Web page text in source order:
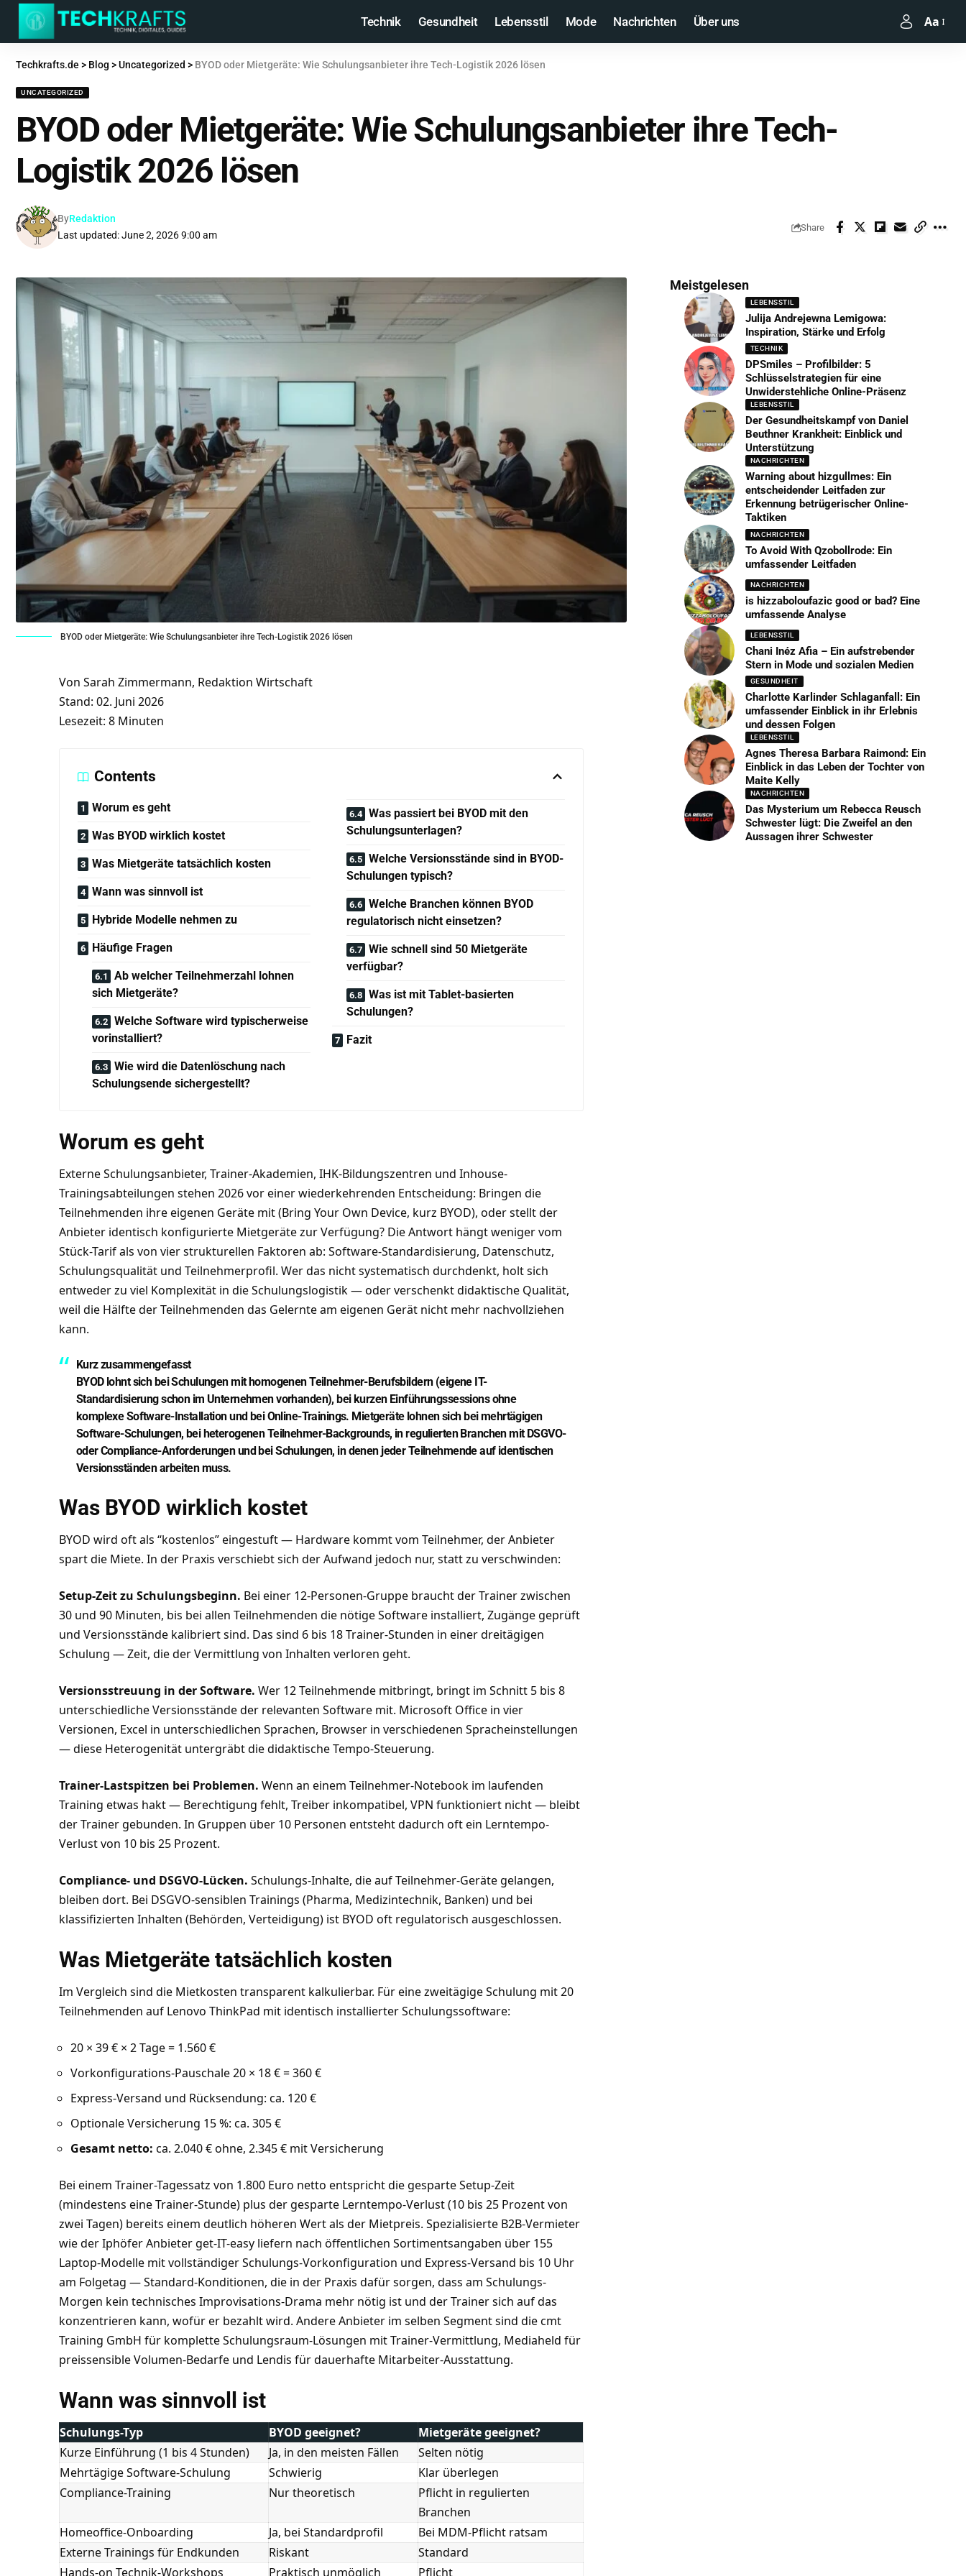
Technik Gesundheit Lebensstil Mode Nachrichten Über uns Aa
Techkrafts.de > Blog >Uncategorized > BYOD oder Mietgeräte: Wie Schulungsanbieter ihre Tech-Logistik 2026 lösen
UNCATEGORIZED
BYOD oder Mietgeräte: Wie Schulungsanbieter ihre Tech-
Logistik 2026 lösen
Last updated: June 2, 2026 9:00 am
ByRedaktion
Share
BYOD oder Mietgeräte: Wie Schulungsanbieter ihre Tech-Logistik 2026 lösen
Von Sarah Zimmermann, Redaktion Wirtschaft
Stand: 02. Juni 2026
Lesezeit: 8 Minuten
Contents
Worum es geht
Was BYOD wirklich kostet
Was Mietgeräte tatsächlich kosten
Wann was sinnvoll ist
Hybride Modelle nehmen zu
Häufige Fragen
Ab welcher Teilnehmerzahl lohnen
sich Mietgeräte?
Welche Software wird typischerweise
vorinstalliert?
Wie wird die Datenlöschung nach
Schulungsende sichergestellt?
Was passiert bei BYOD mit den
Schulungsunterlagen?
Welche Versionsstände sind in BYOD-
Schulungen typisch?
Welche Branchen können BYOD
regulatorisch nicht einsetzen?
Wie schnell sind 50 Mietgeräte
verfügbar?
Was ist mit Tablet-basierten
Schulungen?
Fazit
Worum es geht
Externe Schulungsanbieter, Trainer-Akademien, IHK-Bildungszentren und Inhouse-
Trainingsabteilungen stehen 2026 vor einer wiederkehrenden Entscheidung: Bringen die
Teilnehmenden ihre eigenen Geräte mit (Bring Your Own Device, kurz BYOD), oder stellt der
Anbieter identisch konfigurierte Mietgeräte zur Verfügung? Die Antwort hängt weniger vom
Stück-Tarif als von vier strukturellen Faktoren ab: Software-Standardisierung, Datenschutz,
Schulungsqualität und Teilnehmerprofil. Wer das nicht systematisch durchdenkt, holt sich
entweder zu viel Komplexität in die Schulungslogistik — oder verschenkt didaktische Qualität,
weil die Hälfte der Teilnehmenden das Gelernte am eigenen Gerät nicht mehr nachvollziehen
kann.
Kurz zusammengefasst
BYOD lohnt sich bei Schulungen mit homogenen Teilnehmer-Berufsbildern (eigene IT-
Standardisierung schon im Unternehmen vorhanden), bei kurzen Einführungssessions ohne
komplexe Software-Installation und bei Online-Trainings. Mietgeräte lohnen sich bei mehrtägigen
Software-Schulungen, bei heterogenen Teilnehmer-Backgrounds, in regulierten Branchen mit DSGVO-
oder Compliance-Anforderungen und bei Schulungen, in denen jeder Teilnehmende auf identischen
Versionsständen arbeiten muss.
Was BYOD wirklich kostet
BYOD wird oft als “kostenlos” eingestuft — Hardware kommt vom Teilnehmer, der Anbieter
spart die Miete. In der Praxis verschiebt sich der Aufwand jedoch nur, statt zu verschwinden:
Setup-Zeit zu Schulungsbeginn. Bei einer 12-Personen-Gruppe braucht der Trainer zwischen
30 und 90 Minuten, bis bei allen Teilnehmenden die nötige Software installiert, Zugänge geprüft
und Versionsstände kalibriert sind. Das sind 6 bis 18 Trainer-Stunden in einer dreitägigen
Schulung — Zeit, die der Vermittlung von Inhalten verloren geht.
Versionsstreuung in der Software. Wer 12 Teilnehmende mitbringt, bringt im Schnitt 5 bis 8
unterschiedliche Versionsstände der relevanten Software mit. Microsoft Office in vier
Versionen, Excel in unterschiedlichen Sprachen, Browser in verschiedenen Spracheinstellungen
— diese Heterogenität untergräbt die didaktische Tempo-Steuerung.
Trainer-Lastspitzen bei Problemen. Wenn an einem Teilnehmer-Notebook im laufenden
Training etwas hakt — Berechtigung fehlt, Treiber inkompatibel, VPN funktioniert nicht — bleibt
der Trainer gebunden. In Gruppen über 10 Personen entsteht dadurch oft ein Lerntempo-
Verlust von 10 bis 25 Prozent.
Compliance- und DSGVO-Lücken. Schulungs-Inhalte, die auf Teilnehmer-Geräte gelangen,
bleiben dort. Bei DSGVO-sensiblen Trainings (Pharma, Medizintechnik, Banken) und bei
klassifizierten Inhalten (Behörden, Verteidigung) ist BYOD oft regulatorisch ausgeschlossen.
Was Mietgeräte tatsächlich kosten
Im Vergleich sind die Mietkosten transparent kalkulierbar. Für eine zweitägige Schulung mit 20
Teilnehmenden auf Lenovo ThinkPad mit identisch installierter Schulungssoftware:
20 × 39 € × 2 Tage = 1.560 €
Vorkonfigurations-Pauschale 20 × 18 € = 360 €
Express-Versand und Rücksendung: ca. 120 €
Optionale Versicherung 15 %: ca. 305 €
Gesamt netto: ca. 2.040 € ohne, 2.345 € mit Versicherung
Bei einem Trainer-Tagessatz von 1.800 Euro netto entspricht die gesparte Setup-Zeit
(mindestens eine Trainer-Stunde) plus der gesparte Lerntempo-Verlust (10 bis 25 Prozent von
zwei Tagen) bereits einem deutlich höheren Wert als der Mietpreis. Spezialisierte B2B-Vermieter
wie der Iphöfer Anbieter get-IT-easy liefern nach öffentlichen Sortimentsangaben über 155
Laptop-Modelle mit vollständiger Schulungs-Vorkonfiguration und Express-Versand bis 10 Uhr
am Folgetag — Standard-Konditionen, die in der Praxis dafür sorgen, dass am Schulungs-
Morgen kein technisches Improvisations-Drama mehr nötig ist und der Trainer sich auf das
konzentrieren kann, wofür er bezahlt wird. Andere Anbieter im selben Segment sind die cmt
Training GmbH für komplette Schulungsraum-Lösungen mit Trainer-Vermittlung, Mediaheld für
preissensible Volumen-Bedarfe und Lendis für dauerhafte Mitarbeiter-Ausstattung.
Wann was sinnvoll ist
Schulungs-Typ BYOD geeignet?
Mietgeräte geeignet?
Kurze Einführung (1 bis 4 Stunden)
Ja, in den meisten Fällen
Selten nötig
Mehrtägige Software-Schulung
Schwierig
Klar überlegen
Compliance-Training
Nur theoretisch
Pflicht in regulierten
Branchen
Homeoffice-Onboarding
Ja, bei Standardprofil
Bei MDM-Pflicht ratsam
Externe Trainings für Endkunden
Riskant
Standard
Hands-on Technik-Workshops
Praktisch unmöglich Pflicht
Meistgelesen
LEBENSSTIL
Julija Andrejewna Lemigowa:
Inspiration, Stärke und Erfolg
TECHNIK
DPSmiles – Profilbilder: 5
Schlüsselstrategien für eine
Unwiderstehliche Online-Präsenz
LEBENSSTIL
Der Gesundheitskampf von Daniel
Beuthner Krankheit: Einblick und
Unterstützung
NACHRICHTEN
Warning about hizgullmes: Ein
entscheidender Leitfaden zur
Erkennung betrügerischer Online-
Taktiken
NACHRICHTEN
To Avoid With Qzobollrode: Ein
umfassender Leitfaden
NACHRICHTEN
is hizzaboloufazic good or bad? Eine
umfassende Analyse
LEBENSSTIL
Chani Inéz Afia – Ein aufstrebender
Stern in Mode und sozialen Medien
GESUNDHEIT
Charlotte Karlinder Schlaganfall: Ein
umfassender Einblick in ihr Erlebnis
und dessen Folgen
LEBENSSTIL
Agnes Theresa Barbara Raimond: Ein
Einblick in das Leben der Tochter von
Maite Kelly
NACHRICHTEN
Das Mysterium um Rebecca Reusch
Schwester lügt: Die Zweifel an den
Aussagen ihrer Schwester